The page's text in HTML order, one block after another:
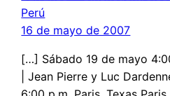
Perú
16 de mayo de 2007
[…] Sábado 19 de mayo
| Jean Pierre y Luc